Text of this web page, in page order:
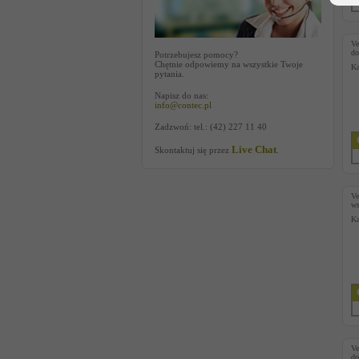
Potrzebujesz pomocy?
Chętnie odpowiemy na wszystkie Twoje
pytania.
Napisz do nas:
info@contec.pl
Zadzwoń: tel.: (42) 227 11 40
Skontaktuj się przez Live Chat